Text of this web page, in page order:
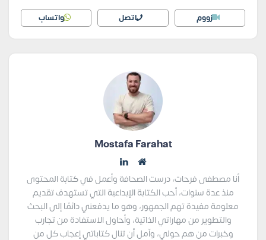
زووم اتصل واتساب
Mostafa Farahat
أنا مصطفى فرحات، درست الصحافة وأعمل في كتابة المحتوى
منذ عدة سنوات، أحب الكتابة الإبداعية التي تستهدف تقديم
معلومة مفيدة تهم الجمهور، وهو ما يدفعني دائمًا إلى البحث
والتطوير من مهاراتي الذاتية، وأحاول الاستفادة من تجارب
وخبرات من هم حولي، وآمل أن تنال كتاباتي إعجاب كل من